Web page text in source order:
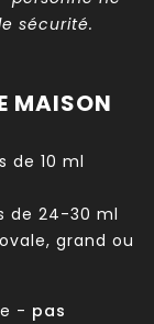
sécurité.
MAISON
de 10 ml
de 24-30 ml
grand ou
- pas